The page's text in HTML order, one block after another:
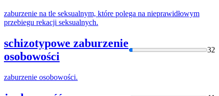
zaburzenie na tle seksualnym, które polega na nieprawidłowym
przebiegu rekacji seksualnych.
schizotypowe zaburzenie
osobowości
32
zaburzenie osobowości.